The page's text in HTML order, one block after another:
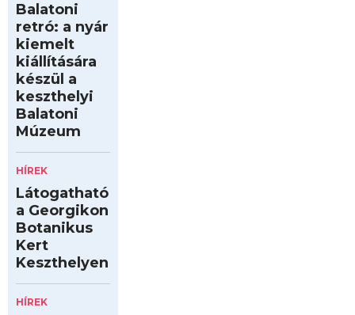
Balatoni
retró: a nyár
kiemelt
kiállítására
készül a
keszthelyi
Balatoni
Múzeum
HÍREK
Látogatható
a Georgikon
Botanikus
Kert
Keszthelyen
HÍREK